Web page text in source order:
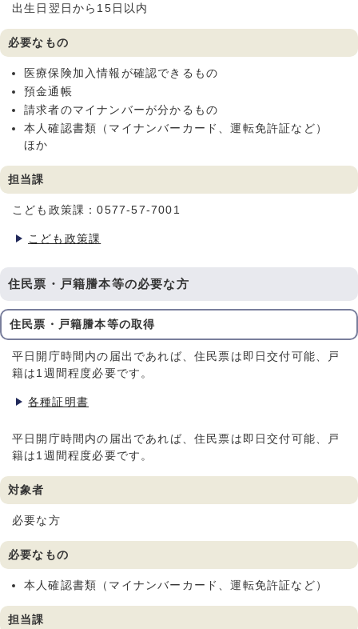
出生日翌日から15日以内
必要なもの
医療保険加入情報が確認できるもの
預金通帳
請求者のマイナンバーが分かるもの
本人確認書類（マイナンバーカード、運転免許証など）
ほか
担当課
こども政策課：0577-57-7001
こども政策課
住民票・戸籍謄本等の必要な方
住民票・戸籍謄本等の取得
平日開庁時間内の届出であれば、住民票は即日交付可能、戸
籍は1週間程度必要です。
各種証明書
平日開庁時間内の届出であれば、住民票は即日交付可能、戸
籍は1週間程度必要です。
対象者
必要な方
必要なもの
本人確認書類（マイナンバーカード、運転免許証など）
担当課